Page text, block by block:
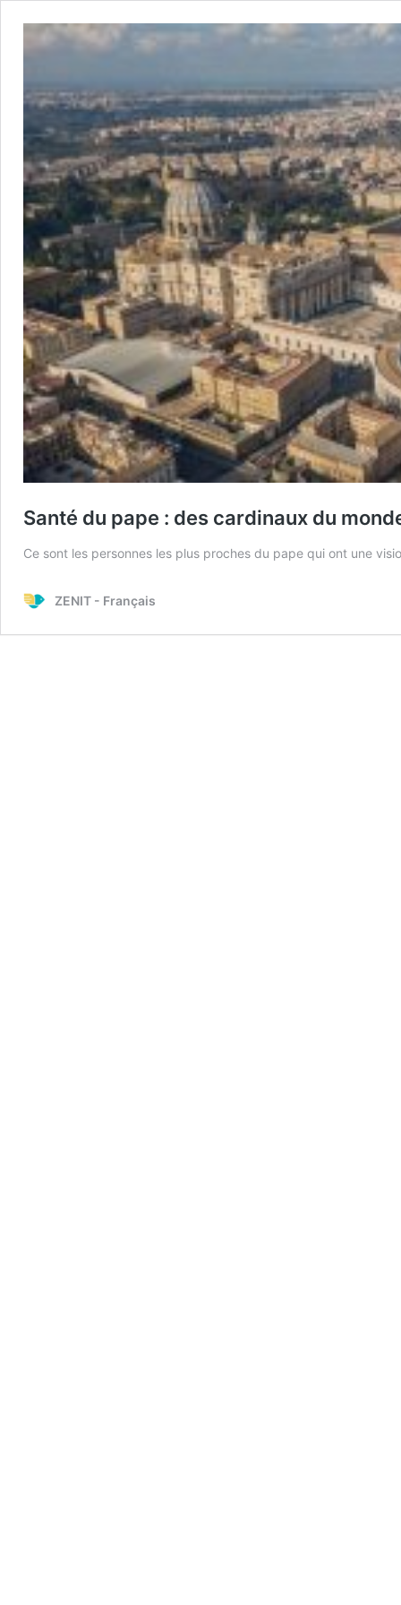
Santé du pape : des cardinaux du
Ce sont les personnes les plus proches du pape qui ont une
ZENIT - Français